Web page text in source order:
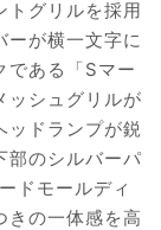
トグリルを採用
ーが横一文字に
である「Sマー
ッシュグリルが
ッドランプが鋭
部のシルバーパ
ドモールディ
きの一体感を高